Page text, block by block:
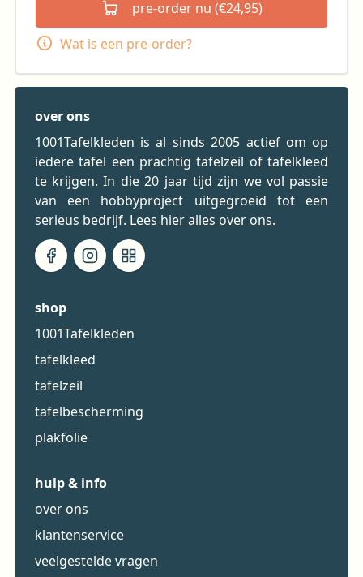
pre-order nu (€24,95)
Wat is een pre-order?
over ons
1001Tafelkleden is al sinds 2005 actief om op
iedere tafel een prachtig tafelzeil of tafelkleed
te krijgen. In die 20 jaar tijd zijn we vol passie
van een hobbyproject uitgegroeid tot een
serieus bedrijf. Lees hier alles over ons.
shop
1001Tafelkleden
tafelkleed
tafelzeil
tafelbescherming
plakfolie
hulp & info
over ons
klantenservice
veelgestelde vragen